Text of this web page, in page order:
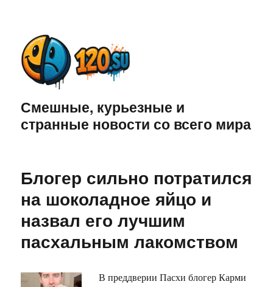
Смешные, курьезные и
странные новости со всего мира
Блогер сильно потратился
на шоколадное яйцо и
назвал его лучшим
пасхальным лакомством
В преддверии Пасхи блогер Карми